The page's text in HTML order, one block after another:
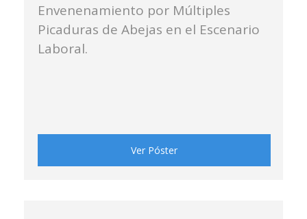
Envenenamiento por Múltiples
Picaduras de Abejas en el Escenario
Laboral.
Ver Póster